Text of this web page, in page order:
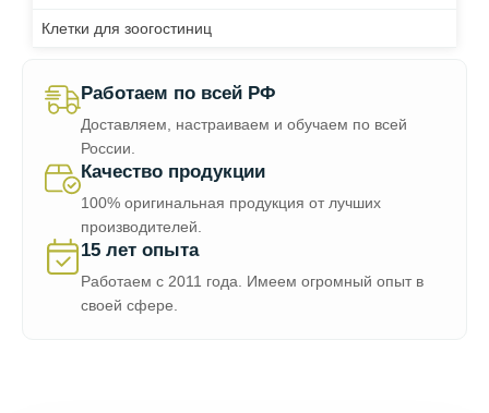
Клетки для зоогостиниц
Работаем по всей РФ
Доставляем, настраиваем и обучаем по всей
России.
Качество продукции
100% оригинальная продукция от лучших
производителей.
15 лет опыта
Работаем с 2011 года. Имеем огромный опыт в
своей сфере.